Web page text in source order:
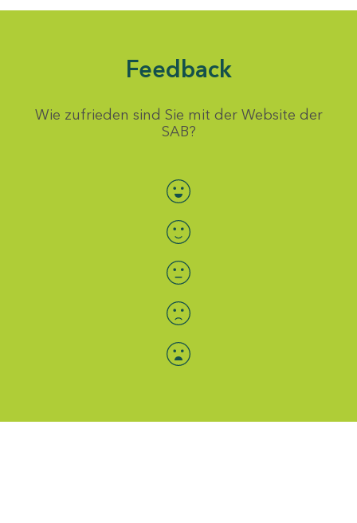
Feedback
Wie zufrieden sind Sie mit der Website der
SAB?
Bewertung auswählen